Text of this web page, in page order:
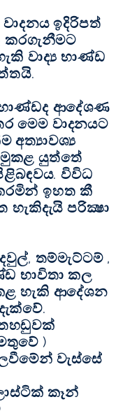
ඉදිරිපත්
කරගැනීමට
වාද්‍ය භාණ්‌ඩ
භාණ්‌ඩද ආදේශණ
මෙම වාදනයට
අත්‍යාවශ්‍ය
යුත්තේ
විවිධ
ඉහත කී
පරික්‍ෂා
තම්මැට්‌ටම් ,
භාවිතා කල
හැකි ආදේශන
)
වැස්‌සේ
කෑන්